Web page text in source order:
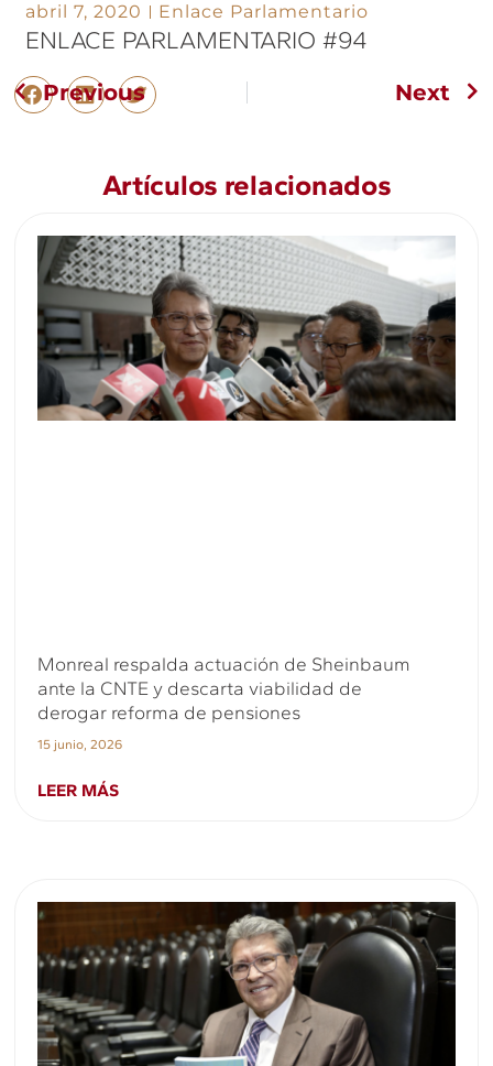
abril 7, 2020 Enlace Parlamentario
ENLACE PARLAMENTARIO #94
Previous Next
Artículos relacionados
Monreal respalda actuación de Sheinbaum
ante la CNTE y descarta viabilidad de
derogar reforma de pensiones
15 junio, 2026
LEER MÁS